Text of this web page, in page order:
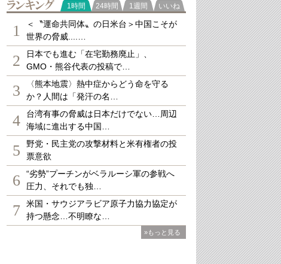
ランキング
1時間 24時間 1週間 いいね
1
＜〝運命共同体〟の日米台＞中国こそが
世界の脅威....…
2
日本でも進む「在宅勤務廃止」、
GMO・熊谷代表の投稿で…
3
〈熊本地震〉熱中症からどう命を守る
か？人間は「発汗の名…
4
台湾有事の脅威は日本だけでない…周辺
海域に進出する中国…
5
野党・民主党の攻撃材料と米有権者の投
票意欲
6
“劣勢”プーチンがベラルーシ軍の参戦へ
圧力、それでも独…
7
米国・サウジアラビア原子力協力協定が
持つ懸念…不明瞭な…
»もっと見る